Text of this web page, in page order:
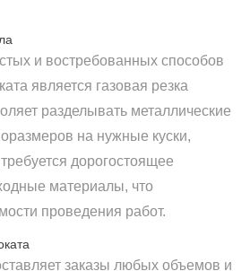
и востребованных способов
является газовая резка
разделывать металлические
на нужные куски,
дорогостоящее
материалы, что
проведения работ.
заказы любых объемов и